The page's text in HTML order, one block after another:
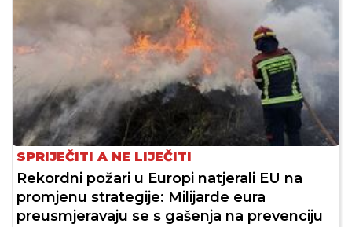
SPRIJEČITI A NE LIJEČITI
Rekordni požari u Europi natjerali EU na
promjenu strategije: Milijarde eura
preusmjeravaju se s gašenja na prevenciju